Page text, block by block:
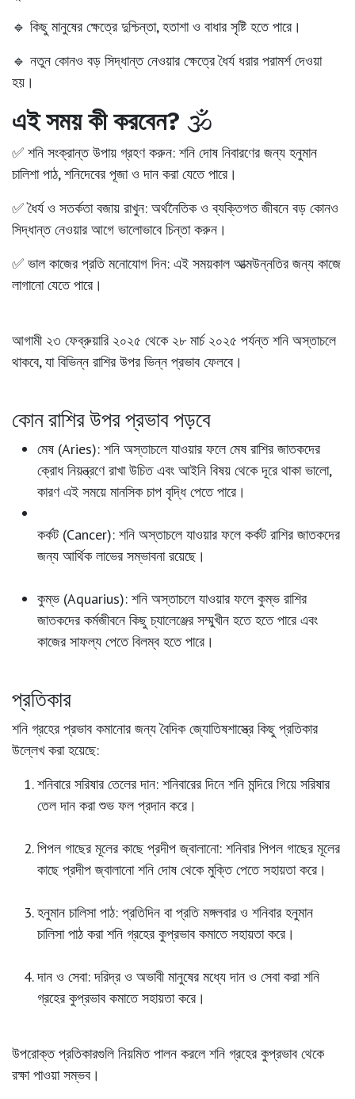
🔹 কিছু মানুষের ক্ষেত্রে দুশ্চিন্তা, হতাশা ও বাধার সৃষ্টি হতে পারে।
🔹 নতুন কোনও বড় সিদ্ধান্ত নেওয়ার ক্ষেত্রে ধৈর্য ধরার পরামর্শ দেওয়া
হয়।
এই সময় কী করবেন? 🕉️
✅ শনি সংক্রান্ত উপায় গ্রহণ করুন: শনি দোষ নিবারণের জন্য হনুমান
চালিশা পাঠ, শনিদেবের পূজা ও দান করা যেতে পারে।
✅ধৈর্য ও সতর্কতা বজায় রাখুন: অর্থনৈতিক ও ব্যক্তিগত জীবনে বড় কোনও
সিদ্ধান্ত নেওয়ার আগে ভালোভাবে চিন্তা করুন।
✅ ভাল কাজের প্রতি মনোযোগ দিন: এই সময়কাল আত্মউন্নতির জন্য কাজে
লাগানো যেতে পারে।
আগামী ২৩ ফেব্রুয়ারি ২০২৫ থেকে ২৮ মার্চ ২০২৫ পর্যন্ত শনি অস্তাচলে
থাকবে, যা বিভিন্ন রাশির উপর ভিন্ন প্রভাব ফেলবে।
কোন রাশির উপর প্রভাব পড়বে
মেষ (Aries): শনি অস্তাচলে যাওয়ার ফলে মেষ রাশির জাতকদের
ক্রোধ নিয়ন্ত্রণে রাখা উচিত এবং আইনি বিষয় থেকে দূরে থাকা ভালো,
কারণ এই সময়ে মানসিক চাপ বৃদ্ধি পেতে পারে।
কর্কট (Cancer): শনি অস্তাচলে যাওয়ার ফলে কর্কট রাশির জাতকদের
জন্য আর্থিক লাভের সম্ভাবনা রয়েছে।
কুম্ভ (Aquarius): শনি অস্তাচলে যাওয়ার ফলে কুম্ভ রাশির
জাতকদের কর্মজীবনে কিছু চ্যালেঞ্জের সম্মুখীন হতে হতে পারে এবং
কাজের সাফল্য পেতে বিলম্ব হতে পারে।
প্রতিকার
শনি গ্রহের প্রভাব কমানোর জন্য বৈদিক জ্যোতিষশাস্ত্রে কিছু প্রতিকার
উল্লেখ করা হয়েছে:
শনিবারে সরিষার তেলের দান: শনিবারের দিনে শনি মন্দিরে গিয়ে সরিষার
তেল দান করা শুভ ফল প্রদান করে।
পিপল গাছের মূলের কাছে প্রদীপ জ্বালানো: শনিবার পিপল গাছের মূলের
কাছে প্রদীপ জ্বালানো শনি দোষ থেকে মুক্তি পেতে সহায়তা করে।
হনুমান চালিসা পাঠ: প্রতিদিন বা প্রতি মঙ্গলবার ও শনিবার হনুমান
চালিসা পাঠ করা শনি গ্রহের কুপ্রভাব কমাতে সহায়তা করে।
দান ও সেবা:দরিদ্র ও অভাবী মানুষের মধ্যে দান ও সেবা করা শনি
গ্রহের কুপ্রভাব কমাতে সহায়তা করে।
উপরোক্ত প্রতিকারগুলি নিয়মিত পালন করলে শনি গ্রহের কুপ্রভাব থেকে
রক্ষা পাওয়া সম্ভব।